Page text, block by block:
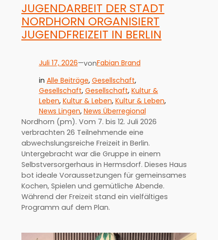
JUGENDARBEIT DER STADT
NORDHORN ORGANISIERT
JUGENDFREIZEIT IN BERLIN
Juli 17, 2026—vonFabian Brand
in Alle Beiträge, Gesellschaft,
Gesellschaft, Gesellschaft, Kultur &
Leben, Kultur & Leben, Kultur & Leben,
News Lingen, News Überregional
Nordhorn (pm). Vom 7. bis 12. Juli 2026
verbrachten 26 Teilnehmende eine
abwechslungsreiche Freizeit in Berlin.
Untergebracht war die Gruppe in einem
Selbstversorgerhaus in Hermsdorf. Dieses Haus
bot ideale Voraussetzungen für gemeinsames
Kochen, Spielen und gemütliche Abende.
Während der Freizeit stand ein vielfältiges
Programm auf dem Plan.